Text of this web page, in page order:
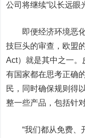
公司将继续“以长远眼
即便经济环境恶化
技巨头的审查，欧盟
Act）就是其中之一。
有国家都在思考正确
民，同时确保规则得
整一些产品，包括针
“我们都从免费、